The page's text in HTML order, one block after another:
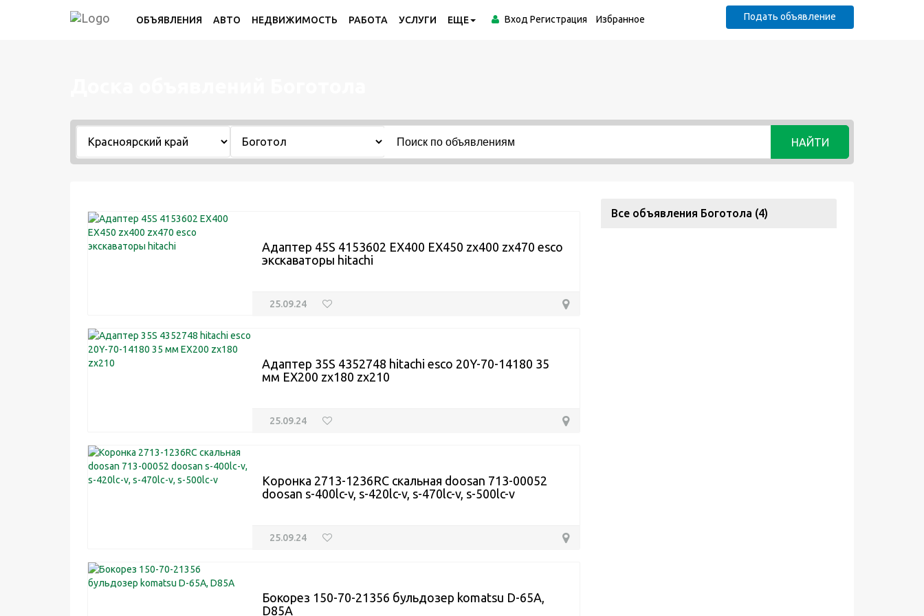
ОБЪЯВЛЕНИЯ АВТО НЕДВИЖИМОСТЬ РАБОТА УСЛУГИ ЕЩЕ Вход Регистрация Избранное Подать объявление
НАЙТИ
Адаптер 45S 4153602 ЕХ400 ЕХ450 zx400 zx470 esco
экскаваторы hitachi
25.09.24
Адаптер 35S 4352748 hitachi esco 20Y-70-14180 35
мм ЕХ200 zx180 zx210
25.09.24
Коронка 2713-1236RC скальная doosan 713-00052
doosan s-400lc-v, s-420lc-v, s-470lc-v, s-500lc-v
25.09.24
Бокорез 150-70-21356 бульдозер komatsu D-65A,
D85A
Все объявления Боготола (4)